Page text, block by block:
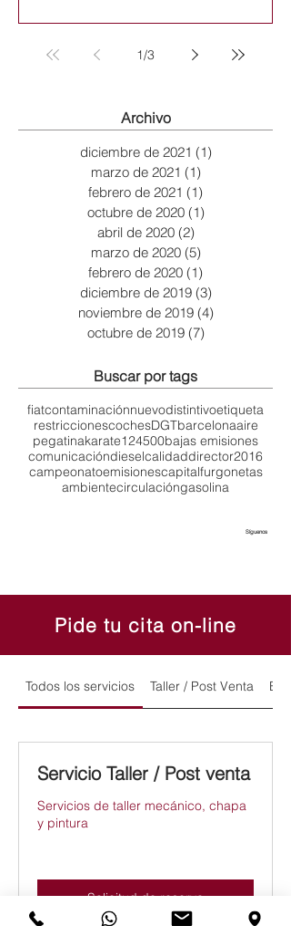
1/3
Archivo
diciembre de 2021 (1)1 entrada
marzo de 2021 (1)1 entrada
febrero de 2021 (1)
octubre de 2020 (1)1 entrada
abril de 2020 (2)2 entradas
marzo de 2020 (5)5 entradas
febrero de 2020 (1)
diciembre de 2019 (3)3 entradas
noviembre de 2019 (4)4 entradas
octubre de 2019 (7)7 entradas
Buscar por tags
Síguenos
fiatcontaminaciónnuevodistintivoetiqueta
restriccionescochesDGTbarcelonaaire
pegatinakarate124500bajas emisiones
comunicacióndieselcalidaddirector2016
campeonatoemisionescapitalfurgonetas
ambientecirculacióngasolina
Todos los servicios Taller / Post Venta
Servicio Taller / Post venta
Servicios de taller mecánico, chapa
y pintura
Solicitud de reserva
Pide tu cita on-line